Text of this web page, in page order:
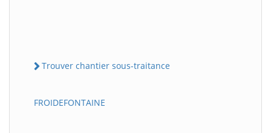
Trouver chantier sous-traitance
FROIDEFONTAINE